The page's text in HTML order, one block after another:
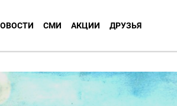
СМИ АКЦИИ ДРУЗЬЯ